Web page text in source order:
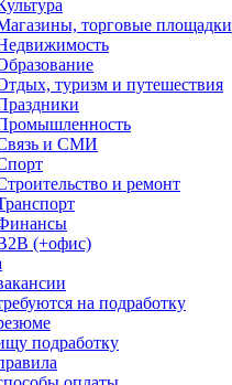
торговые площадки
туризм и путешествия
и СМИ
и ремонт
(+офис)
на подработку
подработку